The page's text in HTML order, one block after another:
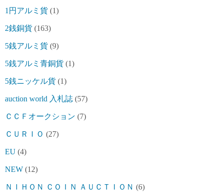
1円アルミ貨 (1)
2銭銅貨 (163)
5銭アルミ貨 (9)
5銭アルミ青銅貨 (1)
5銭ニッケル貨 (1)
auction world 入札誌 (57)
ＣＣＦオークション (7)
ＣＵＲＩＯ (27)
EU (4)
NEW (12)
ＮＩＨＯＮ ＣＯＩＮ ＡＵＣＴＩＯＮ (6)